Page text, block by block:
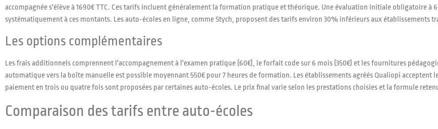
accompagnée s'élève à 1690€ TTC. Ces tarifs incluent généralement la formation pratique et théorique. Une évaluation initiale obligatoire à
systématiquement à ces montants. Les auto-écoles en ligne, comme Stych, proposent des tarifs environ 30% inférieurs aux établissements
Les options complémentaires
Les frais additionnels comprennent l'accompagnement à l'examen pratique (60€), le forfait code sur 6 mois (350€) et les fournitures
automatique vers la boîte manuelle est possible moyennant 550€ pour 7 heures de formation. Les établissements agréés Qualiopi acceptent
paiement en trois ou quatre fois sont proposées par certaines auto-écoles. Le prix final varie selon les prestations choisies et la formule
Comparaison des tarifs entre auto-écoles